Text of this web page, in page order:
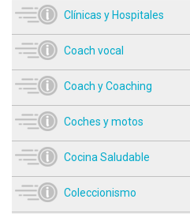
Clínicas y Hospitales
Coach vocal
Coach y Coaching
Coches y motos
Cocina Saludable
Coleccionismo